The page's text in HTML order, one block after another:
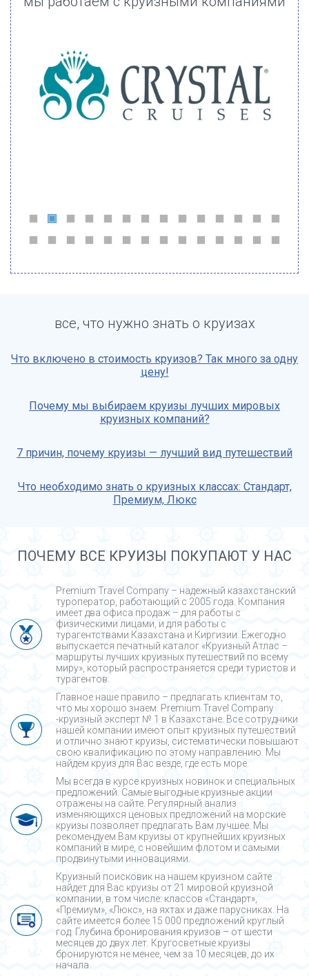
все, что нужно знать о круизах
Что включено в стоимость круизов? Так много за одну
цену!
Почему мы выбираем круизы лучших мировых
круизных компаний?
7 причин, почему круизы — лучший вид путешествий
Что необходимо знать о круизных классах: Стандарт,
Премиум, Люкс
ПОЧЕМУ ВСЕ КРУИЗЫ ПОКУПАЮТ У НАС
Premium Travel Company – надежный казахстанский
туроператор, работающий с 2005 года. Компания
имеет два офиса продаж – для работы с
физическими лицами, и для работы с
турагентствами Казахстана и Киргизии. Ежегодно
выпускается печатный каталог «Круизный Атлас –
маршруты лучших круизных путешествий по всему
миру», который распространяется среди туристов и
турагентов.
Главное наше правило – предлагать клиентам то,
что мы хорошо знаем. Premium Travel Company
-круизный эксперт № 1 в Казахстане. Все сотрудники
нашей компании имеют опыт круизных путешествий
и отлично знают круизы, систематически повышают
свою квалификацию по этому направлению. Мы
найдем круиз для Вас везде, где есть море.
Мы всегда в курсе круизных новинок и специальных
предложений. Самые выгодные круизные акции
отражены на сайте. Регулярный анализ
изменяющихся ценовых предложений на морские
круизы позволяет предлагать Вам лучшее. Мы
рекомендуем Вам круизы от крупнейших круизных
компаний в мире, с новейшим флотом и самыми
продвинутыми инновациями.
Круизный поисковик на нашем круизном сайте
найдет для Вас круизы от 21 мировой круизной
компании, в том числе: классов «Стандарт»,
«Премиум», «Люкс», на яхтах и даже парусниках. На
сайте имеется более 15 000 предложений круглый
год. Глубина бронирования круизов – от шести
месяцев до двух лет. Кругосветные круизы
бронируются не менее, чем за 10 месяцев, до их
начала.